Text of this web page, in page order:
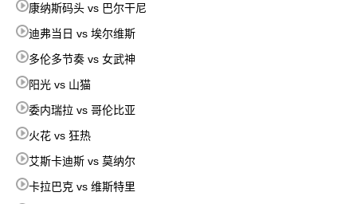
康纳斯码头 vs 巴尔干尼
迪弗当日 vs 埃尔维斯
多伦多节奏 vs 女武神
阳光 vs 山猫
委内瑞拉 vs 哥伦比亚
火花 vs 狂热
艾斯卡迪斯 vs 莫纳尔
卡拉巴克 vs 维斯特里